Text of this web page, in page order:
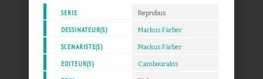
SERIE Reprobus
DESSINATEUR(S) Markus Färber
SCENARISTE(S) Markus Färber
EDITEUR(S) Cambourakis